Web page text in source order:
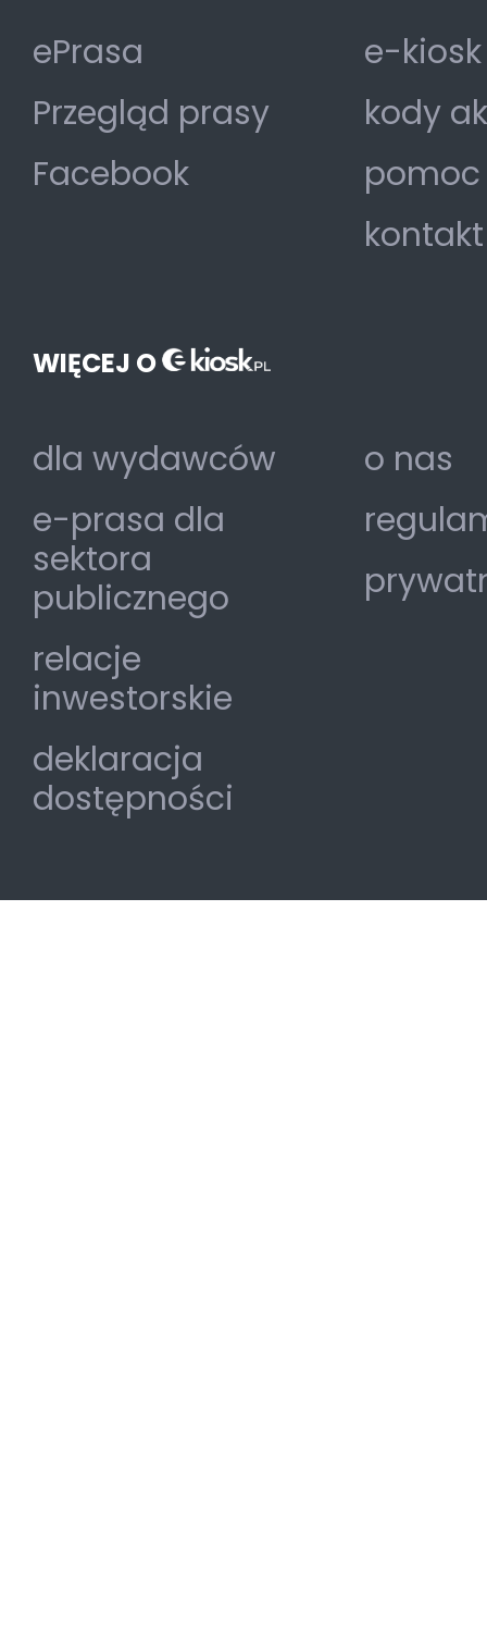
ePrasa
Przegląd prasy
Facebook
e-
kody
pomoc
kontakt
WIĘCEJ O
dla wydawców
e-prasa dla
sektora
publicznego
relacje
inwestorskie
deklaracja
dostępności
o nas